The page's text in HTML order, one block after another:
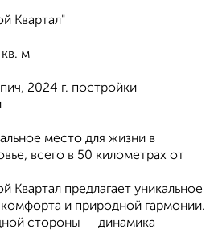
Квартал"
м
2024 г. постройки
место для жизни в
всего в 50 километрах от
предлагает уникальное
и природной гармонии.
стороны — динамика